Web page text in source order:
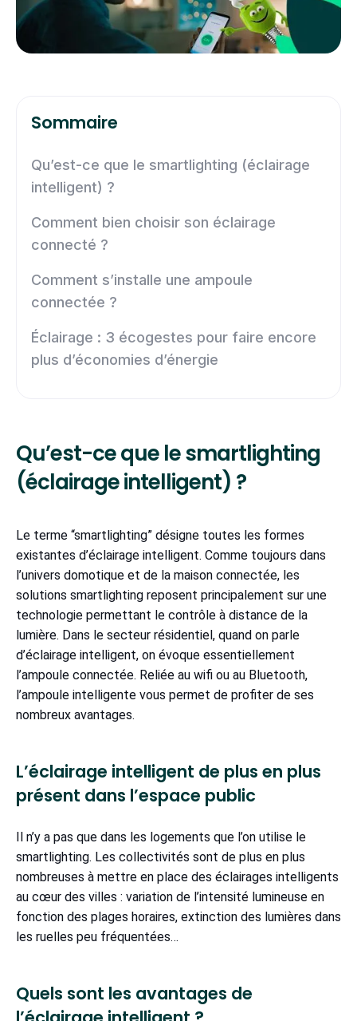
Sommaire
Qu’est-ce que le smartlighting (éclairage
intelligent) ?
Comment bien choisir son éclairage
connecté ?
Comment s’installe une ampoule
connectée ?
Éclairage : 3 écogestes pour faire encore
plus d’économies d’énergie
Qu’est-ce que le smartlighting
(éclairage intelligent) ?
Le terme “smartlighting” désigne toutes les formes
existantes d’éclairage intelligent. Comme toujours dans
l’univers domotique et de la maison connectée, les
solutions smartlighting reposent principalement sur une
technologie permettant le contrôle à distance de la
lumière. Dans le secteur résidentiel, quand on parle
d’éclairage intelligent, on évoque essentiellement
l’ampoule connectée. Reliée au wifi ou au Bluetooth,
l’ampoule intelligente vous permet de profiter de ses
nombreux avantages.
L’éclairage intelligent de plus en plus
présent dans l’espace public
Il n’y a pas que dans les logements que l’on utilise le
smartlighting. Les collectivités sont de plus en plus
nombreuses à mettre en place des éclairages intelligents
au cœur des villes : variation de l’intensité lumineuse en
fonction des plages horaires, extinction des lumières dans
les ruelles peu fréquentées…
Quels sont les avantages de